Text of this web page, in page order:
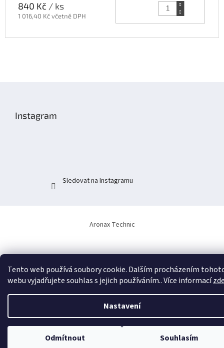
Tento web používá soubory cookie. Dalším procházením
webu vyjadřujete souhlas s jejich používáním.. Více informací
Nastavení
Odmítnout Souhlasím
840 Kč / ks
1 016,40 Kč včetně DPH
Instagram
Sledovat na Instagramu
Aronax Technic